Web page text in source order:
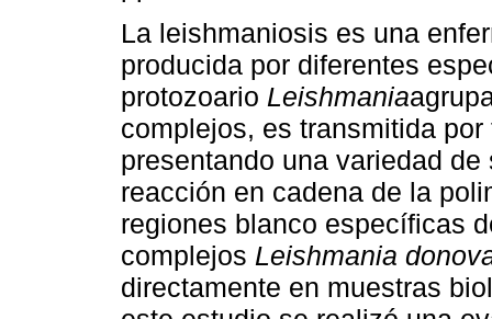
La leishmaniosis es una
producida por diferentes
protozoario Leishmania
complejos, es transmitida
presentando una variedad
reacción en cadena de la
regiones blanco específicas
complejos Leishmania
directamente en muestras